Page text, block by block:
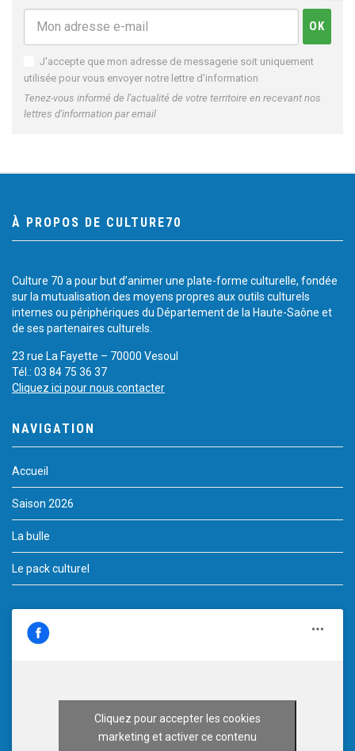
J'accepte que mon adresse de messagerie soit uniquement
utilisée pour vous envoyer notre lettre d'information
Tenez-vous informé de l'actualité de votre territoire en recevant nos
lettres d'information par email
À PROPOS DE CULTURE70
Culture 70 a pour but d’animer une plate-forme culturelle, fondée
sur la mutualisation des moyens propres aux outils culturels
internes ou périphériques du Département de la Haute-Saône et
de ses partenaires culturels.
23 rue La Fayette – 70000 Vesoul
Tél.: 03 84 75 36 37
Cliquez ici pour nous contacter
NAVIGATION
Accueil
Saison 2026
La bulle
Le pack culturel
Cliquez pour accepter les cookies
marketing et activer ce contenu